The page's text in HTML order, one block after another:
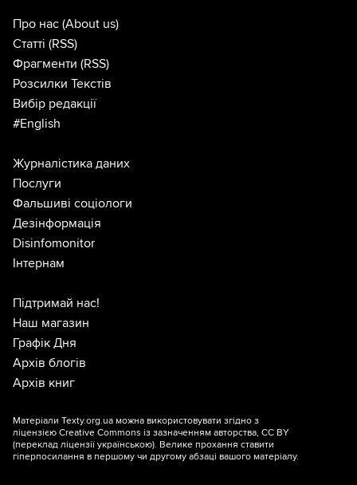
Про нас (About us)
Статті (RSS)
Фрагменти (RSS)
Розсилки Текстів
Вибір редакції
#English
Журналістика даних
Послуги
Фальшиві соціологи
Дезінформація
Disinfomonitor
Інтернам
Підтримай нас!
Наш магазин
Графік Дня
Архів блогів
Архів книг
Матеріали Texty.org.ua можна використовувати згідно з
ліцензією Creative Commons із зазначенням авторства, CC BY
(переклад ліцензії українською). Велике прохання ставити
гіперпосилання в першому чи другому абзаці вашого матеріалу.